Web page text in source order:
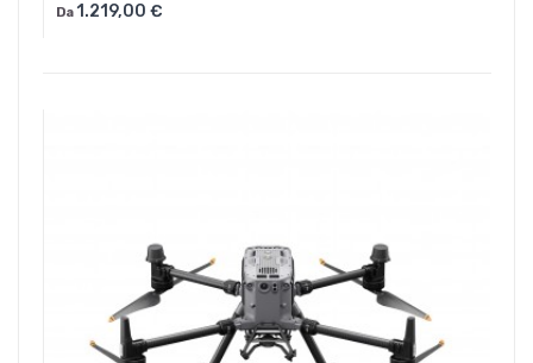
Da 1.219,00 €
Aggiungi Al Carrello